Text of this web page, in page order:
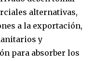
alternativas,
a la exportación,
y
para absorber los